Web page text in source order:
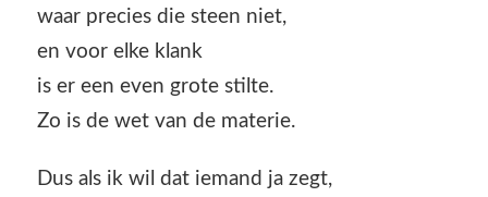
waar precies die steen niet,
en voor elke klank
is er een even grote stilte.
Zo is de wet van de materie.
Dus als ik wil dat iemand ja zegt,